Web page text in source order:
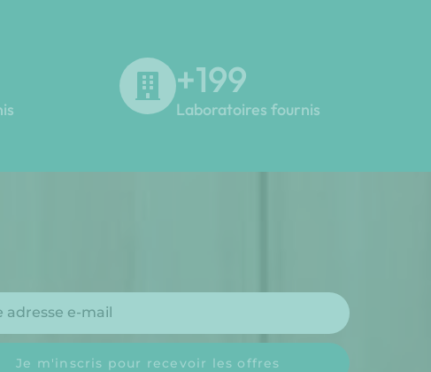
+200
Laboratoires fournis
Je m'inscris pour recevoir les offres